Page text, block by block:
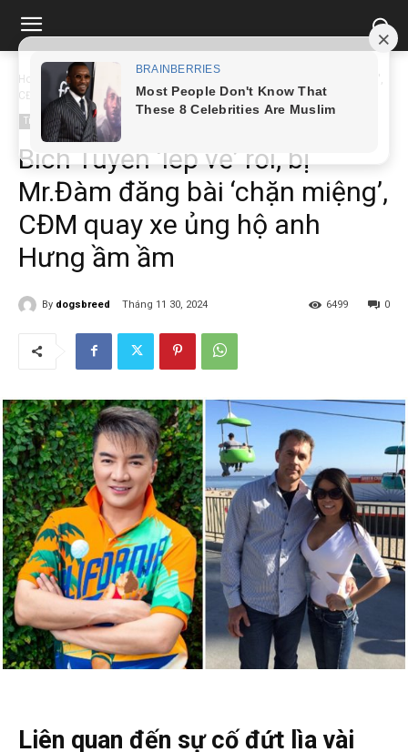
Home Tin tức
Bích Tuyền 'lép vế' rồi, bị Mr.Đàm đăng bài 'chặn miệng',
CĐM...
Tin tức
Bích Tuyền ‘lép vế’ rồi, bị
Mr.Đàm đăng bài ‘chặn miệng’,
CĐM quay xe ủng hộ anh
Hưng ầm ầm
By dogsbreed Tháng 11 30, 2024 0
6499
Liên quan đến sự cố đứt lìa vài